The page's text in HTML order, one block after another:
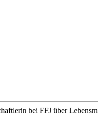
bei FFJ über